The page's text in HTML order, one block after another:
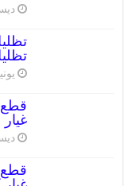
يونيو 28,